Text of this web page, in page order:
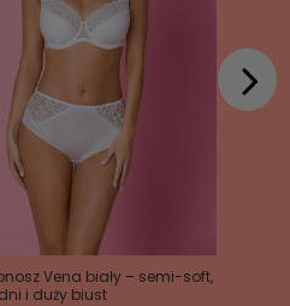
Vena biały – semi-soft,
i duży biust